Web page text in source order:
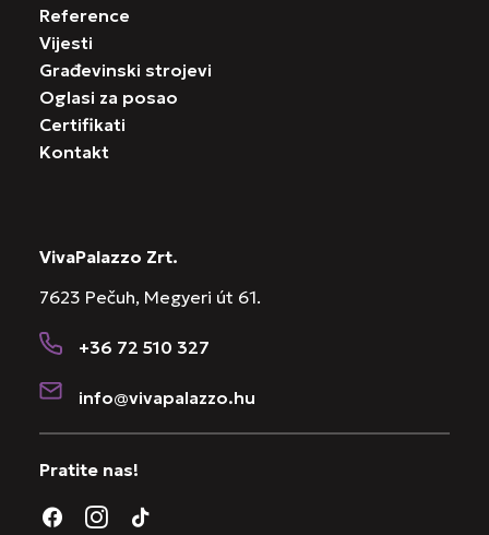
Reference
Vijesti
Građevinski strojevi
Oglasi za posao
Certifikati
Kontakt
VivaPalazzo Zrt.
7623 Pečuh, Megyeri út 61.
+36 72 510 327
info@vivapalazzo.hu
Pratite nas!